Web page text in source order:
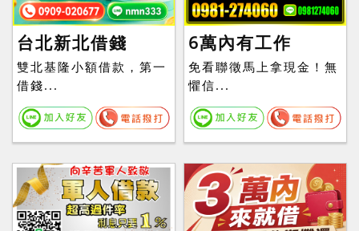
台北新北借錢
雙北基隆小額借款，第一
借錢...
6萬內有工作
免看聯徵馬上拿現金！無
懼信...